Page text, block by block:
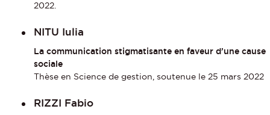
2022.
NITU Iulia
La communication stigmatisante en faveur d’une cause
sociale
Thèse en Science de gestion, soutenue le 25 mars 2022
RIZZI Fabio